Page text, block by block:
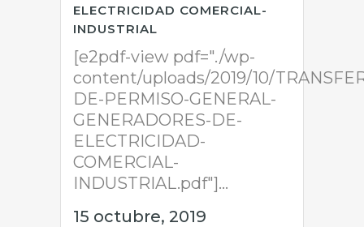
ELECTRICIDAD COMERCIAL-
INDUSTRIAL
[e2pdf-view pdf="./wp-
content/uploads/2019/10/
DE-PERMISO-GENERAL-
GENERADORES-DE-
ELECTRICIDAD-
COMERCIAL-
INDUSTRIAL.pdf"]...
15 octubre, 2019